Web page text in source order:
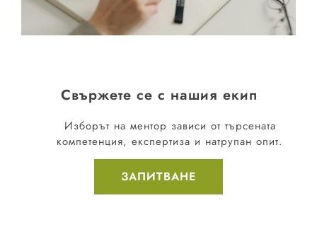
Свържете се с нашия екип
Изборът на ментор зависи от търсената
компетенция, експертиза и натрупан опит.
ЗАПИТВАНЕ